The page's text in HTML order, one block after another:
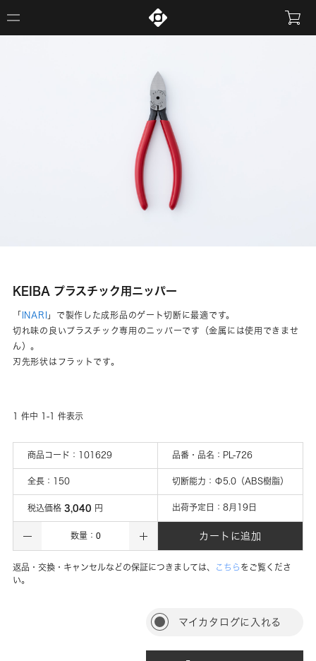
KEIBA プラスチック用ニッパー
「INARI 」で製作した成形品のゲート切断に最適です。
切れ味の良いプラスチック専用のニッパーです（金属には使用できませ
ん）。
刃先形状はフラットです。
1 件中 1 -1 件表示
商品コード： 101629 品番・品名： PL-726
全長 ： 150 切断能力 ： Φ5.0（ABS樹脂）
税込価格 3,040 円 出荷予定日： 8月19日
数量： カートに追加
返品・交換・キャンセルなどの保証につきましては、 こちら をご覧くださ
い。
マイカタログに入れる